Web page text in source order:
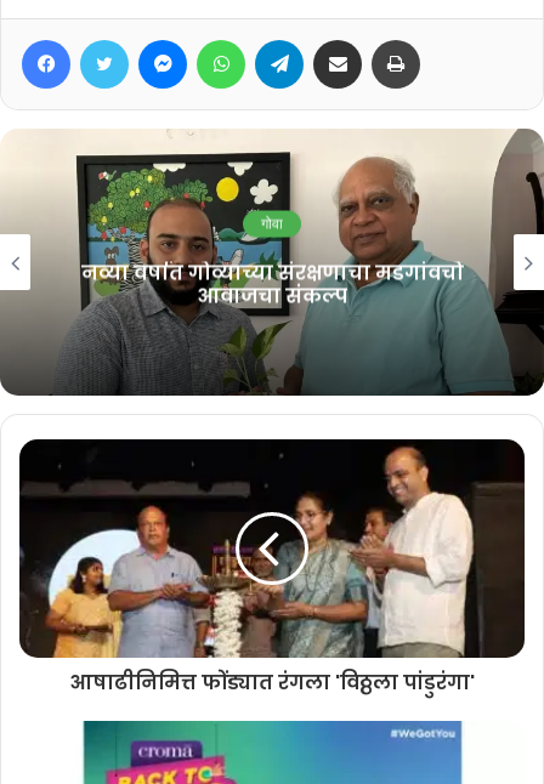
नव्हे.
Related Articles
‘मडगावचो आवाज’ पोहोचला मोर्थ आणि
साबाखापर्यंत…
August 9, 2026
केजरीवालांचा ‘भाजप हटाओ, गाडी बचाओ’
नारा
August 8, 2026
गोव्याच्या कला व सांस्कृतिक क्षेत्रात अनेक मान्यवर कलाकारांनी मोलाचे योगदान
दिले आहे, याची आठवण करून देत, त्यांनी सुचवले की अशा सर्व कलावंतांचा सन्मान
करणारे सर्वसमावेशक ‘आर्ट अँड कल्चर सेंटर’ उभारले जावे. एखाद्या व्यक्तीपुरते
मर्यादित न ठेवता सर्व महान गोमंतकीय कलाकारांचा सन्मान व्हावा असे विशाल पै
काकोडे यांनी म्हटले आहे.
या पत्रात लक्षवेधी सुचनेचा प्रस्ताव स्वीकारताना अधिक काटेकोरपणे छाननी व्हावी,
यासाठी विधीमंडळ सचिवांकडे विनंती करण्यात आली आहे. तसेच, ८ जुलै २०२५
रोजी होणाऱ्या कामकाज सल्लागार समितीच्या बैठकीत आपले पत्र मांडले जावे, अशी
एका जबाबदार नागरीकांने लिहीलेले पत्र विधानसभेच्या कार्यपद्धतीत आवश्यक शिस्त
FacebookTwitter MessengerWhatsAppTelegram Share via Email
गोवा
नव्या वर्षात गोव्याच्या संरक्षणाचा मडगांवचो
आवाजचा संकल्प
आषाढीनिमित्त फोंड्यात रंगला 'विठ्ठला पांडुरंगा'